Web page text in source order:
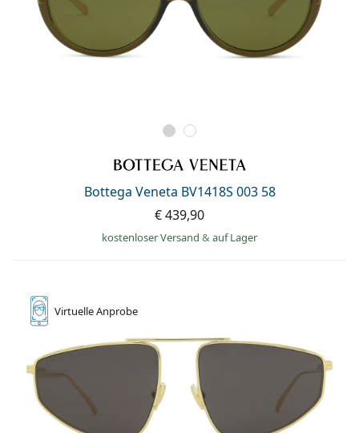
Bottega Veneta BV1418S 003 58
€ 439,90
kostenloser Versand & auf Lager
VirtuelleAnprobe